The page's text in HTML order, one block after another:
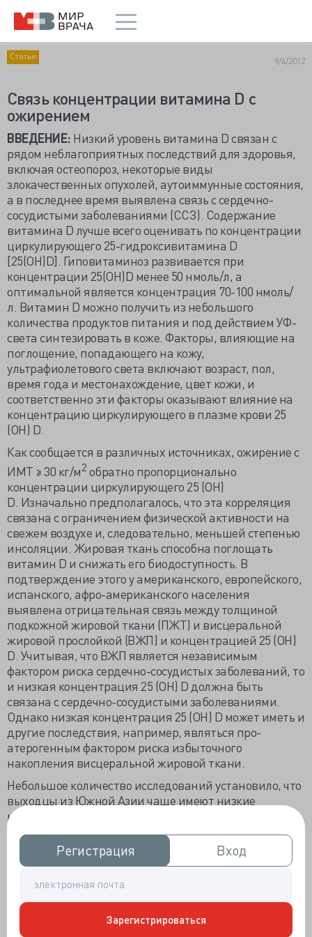
Регистрация
Регистрация Вход
Вход
Зарегистрироваться
Статьи 9/4/2012
Связь концентрации витамина D с
ожирением
ВВЕДЕНИЕ: Низкий уровень витамина D связан с
рядом неблагоприятных последствий для здоровья,
включая остеопороз, некоторые виды
злокачественных опухолей, аутоиммунные состояния,
а в последнее время выявлена связь с сердечно-
сосудистыми заболеваниями (ССЗ). Содержание
витамина D лучше всего оценивать по концентрации
циркулирующего 25-гидроксивитамина D
[25(OH)D]. Гиповитаминоз развивается при
концентрации 25(OH)D менее 50 нмоль/л, а
оптимальной является концентрация 70-100 нмоль/
л. Витамин D можно получить из небольшого
количества продуктов питания и под действием УФ-
света синтезировать в коже. Факторы, влияющие на
поглощение, попадающего на кожу,
ультрафиолетового света включают возраст, пол,
время года и местонахождение, цвет кожи, и
соответственно эти факторы оказывают влияние на
концентрацию циркулирующего в плазме крови 25
(OH) D.
Как сообщается в различных источниках, ожирение с
ИМТ ≥ 30 кг/м2 обратно пропорционально
концентрации циркулирующего 25 (OH)
D. Изначально предполагалось, что эта корреляция
связана с ограничением физической активности на
свежем воздухе и, следовательно, меньшей степенью
инсоляции. Жировая ткань способна поглощать
витамин D и снижать его биодоступность. В
подтверждение этого у американского, европейского,
испанского, афро-американского населения
выявлена отрицательная связь между толщиной
подкожной жировой ткани (ПЖТ) и висцеральной
жировой прослойкой (ВЖП) и концентрацией 25 (OH)
D. Учитывая, что ВЖП является независимым
фактором риска сердечно-сосудистых заболеваний, то
и низкая концентрация 25 (OH) D должна быть
связана с сердечно-сосудистыми заболеваниями.
Однако низкая концентрация 25 (OH) D может иметь и
другие последствия, например, являться про-
атерогенным фактором риска избыточного
накопления висцеральной жировой ткани.
Небольшое количество исследований установило, что
выходцы из Южной Азии чаще имеют низкие
концентрации 25 (OH) D, чем лица европейского
происхождения, предположительно потому, что у них
темнее цвет кожи. Эти исследования, однако, были
небольшими и не изучали иные возможные факторы,
способствовать изменению уровня циркулирующего в
плазме 25 (OH) D.
В исследовании The Multicultural-Community Health